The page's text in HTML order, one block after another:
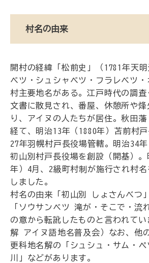
村名の由来
開村の経緯「松前史」（1781年天
ベツ・シュシャベツ・フラレベツ
村主要地名がある。江戸時代の調査
文書に散見され、番屋、休憩所や烽
り、アイヌの人たちが居住。秋田
経て、明治13年（1880年）苫前村
27年羽幌村戸長役場管轄。明治34
初山別村戸長役場を創設（開基）。
年）4月、2級町村制が施行され村
しました。
村名の由来「初山別 しょさんべつ
「ソウサンベツ 滝が・そこで・流
の意から転訛したものと言われて
解 アイヌ語地名普及会）なお、他
更科地名解の「シュシュ・サム・
川」などがあります。